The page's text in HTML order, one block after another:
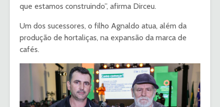
que estamos construindo”, afirma Dirceu.
Um dos sucessores, o filho Agnaldo atua, além da
produção de hortaliças, na expansão da marca de
cafés.